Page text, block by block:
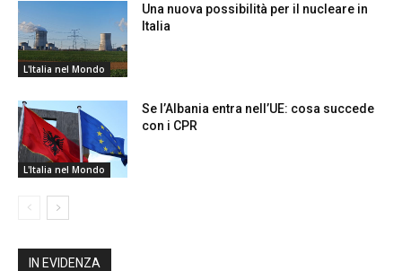
L'Italia nel Mondo
Una nuova possibilità per il nucleare in
Italia
L'Italia nel Mondo
Se l’Albania entra nell’UE: cosa succede
con i CPR
IN EVIDENZA